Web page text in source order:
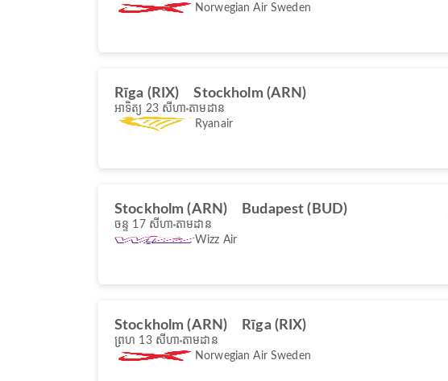
Norwegian Air Sweden
Rīga (RIX) Stockholm (ARN)
អាទិត្យ 23 សីហា តាមដាន
Ryanair
Stockholm (ARN) Budapest (BUD)
ចន្ទ 17 សីហា តាមដាន
Wizz Air
Stockholm (ARN) Rīga (RIX)
ព្រហ 13 សីហា តាមដាន
Norwegian Air Sweden